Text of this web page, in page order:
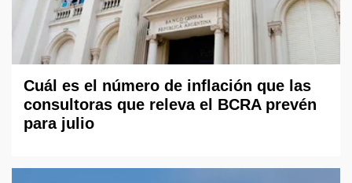
Cuál es el número de inflación que las
consultoras que releva el BCRA prevén
para julio